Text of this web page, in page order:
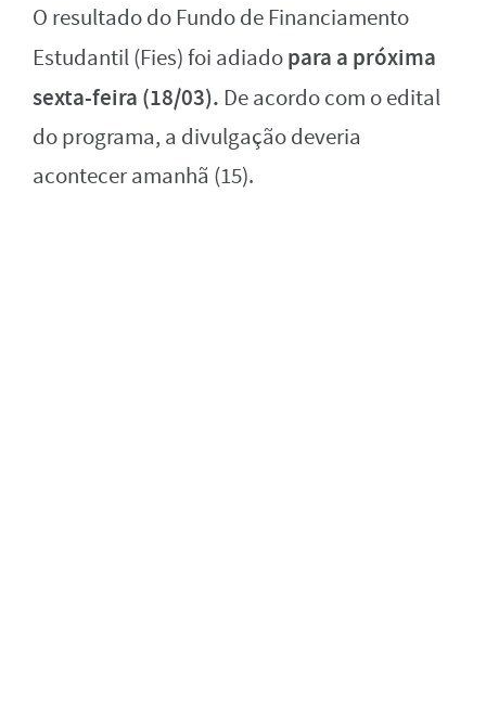
O resultado do Fundo de Financiamento
Estudantil (Fies) foi adiadopara a próxima
sexta-feira (18/03). De acordo com o edital
do programa, a divulgação deveria
acontecer amanhã (15).